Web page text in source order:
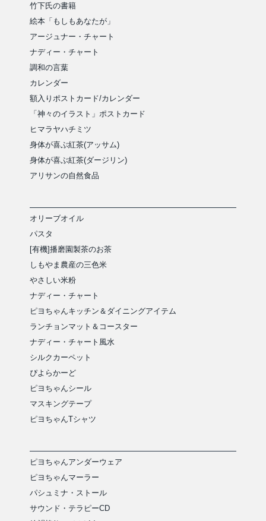
竹下氏の書籍
絵本「もしもあなたが」
アージュナー・チャート
ナディー・チャート
調和の言葉
カレンダー
額入りポストカード/カレンダー
「神々のイラスト」ポストカード
ヒマラヤハチミツ
身体が喜ぶ紅茶(アッサム)
身体が喜ぶ紅茶(ダージリン)
アリサンの自然食品
オリーブオイル
パスタ
[有機]播磨園製茶のお茶
しもやま農産の三色米
やさしい米粉
ナディー・チャート
ピヨちゃんキッチン＆ダイニングアイテム
ランチョンマット＆コースター
ナディー・チャート風水
シルクカーペット
ぴよらかーど
ピヨちゃんシール
マスキングテープ
ピヨちゃんTシャツ
ピヨちゃんアンダーウェア
ピヨちゃんマーラー
パシュミナ・ストール
サウンド・テラピーCD